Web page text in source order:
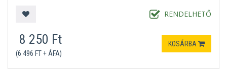
RENDELHETŐ
8 250 Ft
(6 496 FT + ÁFA)
KOSÁRBA